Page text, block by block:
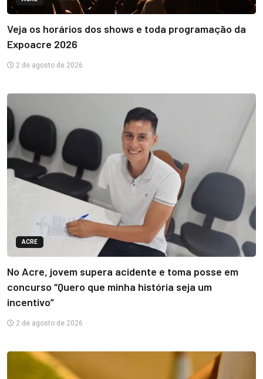
Veja os horários dos shows e toda programação da
Expoacre 2026
2 de agosto de 2026
ACRE
No Acre, jovem supera acidente e toma posse em
concurso “Quero que minha história seja um
incentivo”
2 de agosto de 2026